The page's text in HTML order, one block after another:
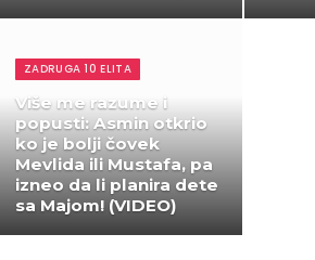
ZADRUGA 10 ELITA
Više me razume i
popusti: Asmin otkrio
ko je bolji čovek
Mevlida ili Mustafa, pa
izneo da li planira dete
sa Majom! (VIDEO)